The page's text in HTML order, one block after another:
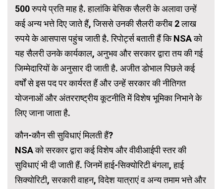
500 रुपये प्रति माह है. हालांकि बेसिक सैलरी के अलावा उन्हें
कई अन्य भत्ते दिए जाते हैं, जिससे उनकी सैलरी करीब 2 लाख
रुपये के आसपास पहुंच जाती है. रिपोर्ट्स बताती हैं कि NSA को
यह सैलरी उनके कार्यकाल, अनुभव और सरकार द्वारा तय की गई
जिम्मेदारियों के अनुसार दी जाती है. अजीत डोभाल पिछले कई
वर्षों से इस पद पर कार्यरत हैं और उन्हें सरकार की नीतिगत
योजनाओं और अंतरराष्ट्रीय कूटनीति में विशेष भूमिका निभाने के
लिए जाना जाता है.
कौन-कौन सी सुविधाएं मिलती हैं?
NSA को सरकार द्वारा कई विशेष और वीवीआईपी स्तर की
सुविधाएं भी दी जाती हैं. जिनमें हाई-सिक्योरिटी बंगला, हाई
सिक्योरिटी, सरकारी वाहन, विदेश यात्राएं व अन्य तमाम भत्ते और